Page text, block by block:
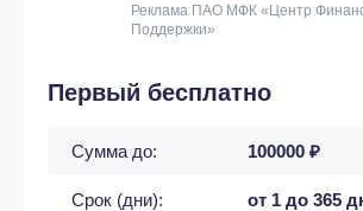
Реклама ПАО МФК «Центр
Поддержки»
Первый бесплатно
Сумма до: 100000 ₽
Срок (дни): от 1 до 365